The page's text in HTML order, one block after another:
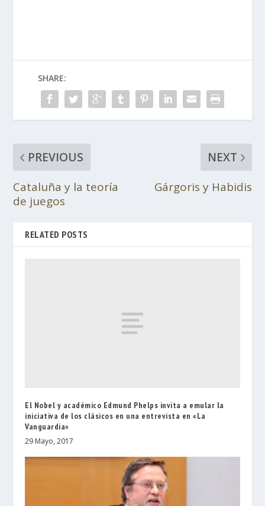
SHARE:
PREVIOUS
Cataluña y la teoría
de juegos
NEXT
Gárgoris y Habidis
RELATED POSTS
El Nobel y académico Edmund Phelps invita a emular la
iniciativa de los clásicos en una entrevista en «La
Vanguardia»
29 Mayo, 2017